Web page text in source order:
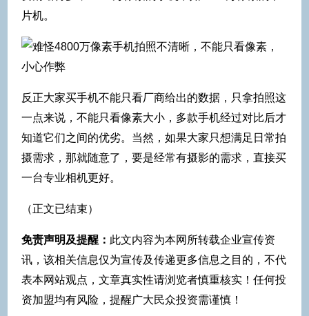
片机。
反正大家买手机不能只看厂商给出的数据，只拿拍照这
一点来说，不能只看像素大小，多款手机经过对比后才
知道它们之间的优劣。当然，如果大家只想满足日常拍
摄需求，那就随意了，要是经常有摄影的需求，直接买
一台专业相机更好。
（正文已结束）
免责声明及提醒： 此文内容为本网所转载企业宣传资
讯，该相关信息仅为宣传及传递更多信息之目的，不代
表本网站观点，文章真实性请浏览者慎重核实！任何投
资加盟均有风险，提醒广大民众投资需谨慎！